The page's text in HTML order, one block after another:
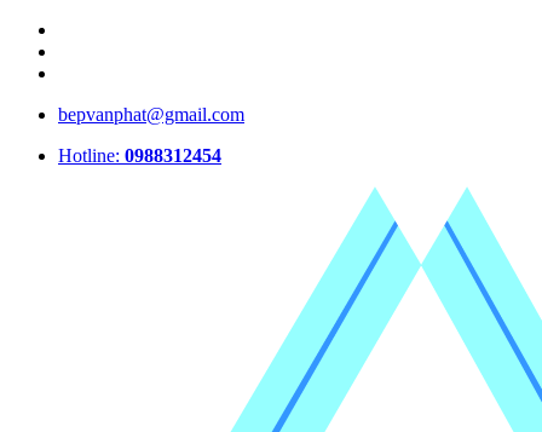
bepvanphat@gmail.com
Hotline: 0988312454